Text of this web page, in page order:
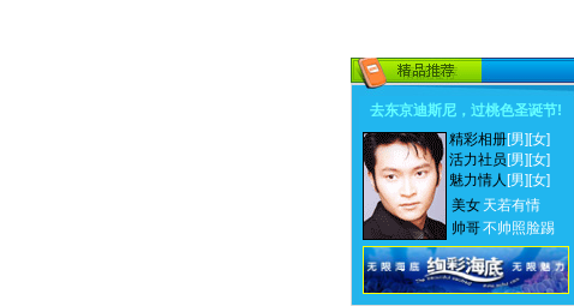
去东京迪斯尼，过桃色圣诞节!
精彩相册[男] [女]
活力社员 [男] [女]
魅力情人 [男] [女]
美女 天若有情
帅哥不帅照脸踢